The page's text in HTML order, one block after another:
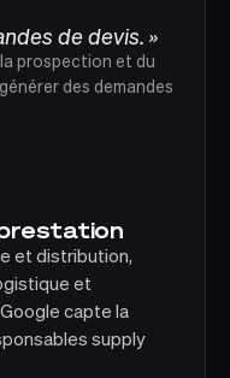
de devis. »
prospection et du
des demandes
et distribution,
et
capte la
supply